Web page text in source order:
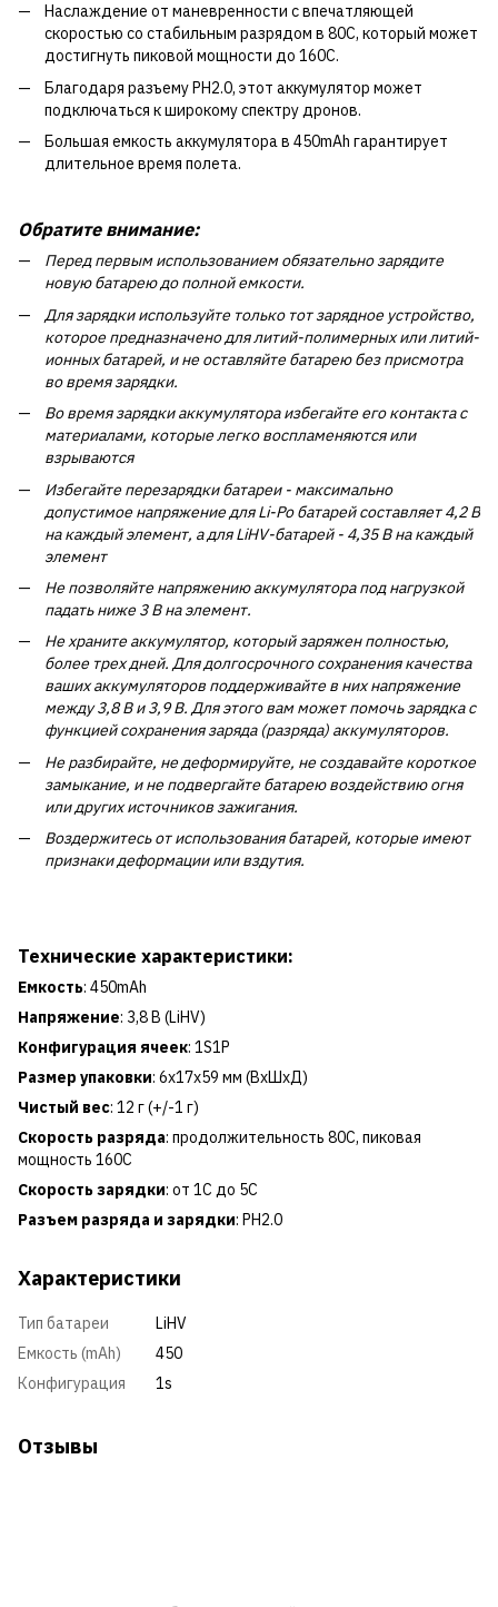
Наслаждение от маневренности с впечатляющей
скоростью со стабильным разрядом в 80C, который может
достигнуть пиковой мощности до 160C.
Благодаря разъему PH2.0, этот аккумулятор может
подключаться к широкому спектру дронов.
Большая емкость аккумулятора в 450mAh гарантирует
длительное время полета.
Обратите внимание:
Перед первым использованием обязательно зарядите
новую батарею до полной емкости.
Для зарядки используйте только тот зарядное устройство,
которое предназначено для литий-полимерных или литий-
ионных батарей, и не оставляйте батарею без присмотра
во время зарядки.
Во время зарядки аккумулятора избегайте его контакта с
материалами, которые легко воспламеняются или
взрываются
Избегайте перезарядки батареи - максимально
допустимое напряжение для Li-Po батарей составляет 4,2 В
на каждый элемент, а для LiHV-батарей - 4,35 В на каждый
элемент
Не позволяйте напряжению аккумулятора под нагрузкой
падать ниже 3 В на элемент.
Не храните аккумулятор, который заряжен полностью,
более трех дней. Для долгосрочного сохранения качества
ваших аккумуляторов поддерживайте в них напряжение
между 3,8 В и 3,9 В. Для этого вам может помочь зарядка с
функцией сохранения заряда (разряда) аккумуляторов.
Не разбирайте, не деформируйте, не создавайте короткое
замыкание, и не подвергайте батарею воздействию огня
или других источников зажигания.
Воздержитесь от использования батарей, которые имеют
признаки деформации или вздутия.
Технические характеристики:
Емкость: 450mAh
Напряжение: 3,8 В (LiHV)
Конфигурация ячеек: 1S1P
Размер упаковки: 6x17x59 мм (ВxШxД)
Чистый вес: 12 г (+/-1 г)
Скорость разряда: продолжительность 80C, пиковая
мощность 160C
Скорость зарядки: от 1C до 5C
Разъем разряда и зарядки: PH2.0
Характеристики
Тип батареи
LiHV
Емкость (mAh)
450
Конфигурация
1s
Отзывы